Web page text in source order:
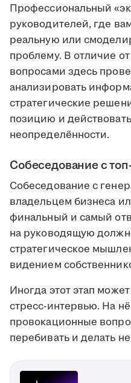
Профессиональный
руководителей, где
реальную или
проблему. В отличие
вопросами здесь
анализировать
стратегические
позицию и
неопределённости.
Собеседование с
Собеседование с
владельцем бизнеса
финальный и самый
на руководящую
стратегическое
видением
Иногда этот этап
стресс-интервью. На
провокационные
перебивать и делать